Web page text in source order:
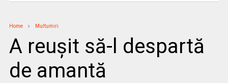
Home Multumiri
A reuşit să-l despartă
de amantă